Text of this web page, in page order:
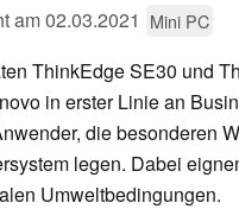
am02.03.2021 Mini PC
ThinkEdge SE30 und
in erster Linie an
die besonderen
legen. Dabei
Umweltbedingungen.